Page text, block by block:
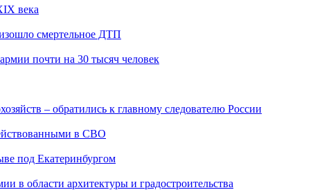
века
смертельное ДТП
почти на 30 тысяч человек
– обратились к главному следователю России
в СВО
под Екатеринбургом
области архитектуры и градостроительства